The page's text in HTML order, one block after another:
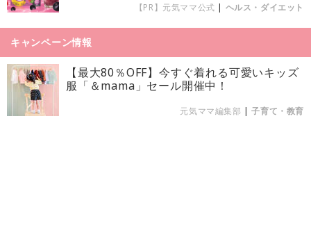
【PR】元気ママ公式 | ヘルス・ダイエット
キャンペーン情報
【最大80％OFF】今すぐ着れる可愛いキッズ
服「＆mama」セール開催中！
元気ママ編集部 |子育て・教育